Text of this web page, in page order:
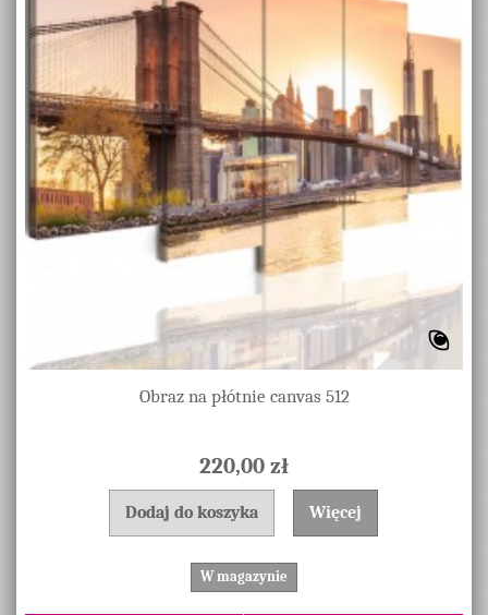
Obraz na płótnie canvas 512
220,00 zł
Dodaj do koszyka Więcej
W magazynie